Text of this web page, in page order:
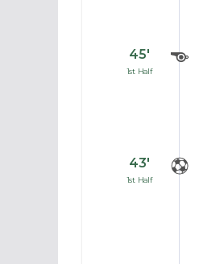
45′
1st Half
43′
1st Half